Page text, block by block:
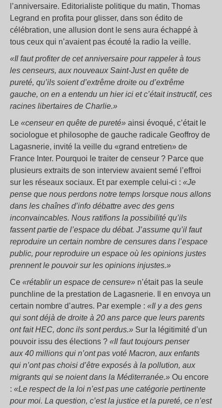
l’anniversaire. Editorialiste politique du matin, Thomas
Legrand en profita pour glisser, dans son édito de
célébration, une allusion dont le sens aura échappé à
tous ceux qui n’avaient pas écouté la radio la veille.
«Il faut profiter de cet anniversaire pour rappeler à tous
les censeurs, aux nouveaux Saint-Just en quête de
pureté, qu’ils soient d’extrême droite ou d’extrême
gauche, on en a entendu un hier ici et c’était instructif, ces
racines libertaires de Charlie.»
Le «censeur en quête de pureté» ainsi évoqué, c’était le
sociologue et philosophe de gauche radicale Geoffroy de
Lagasnerie, invité la veille du «grand entretien» de
France Inter. Pourquoi le traiter de censeur ? Parce que
plusieurs extraits de son interview avaient semé l’effroi
sur les réseaux sociaux. Et par exemple celui-ci : «Je
pense que nous perdons notre temps lorsque nous allons
dans les chaînes d’info débattre avec des gens
inconvaincables. Nous ratifions la possibilité qu’ils
fassent partie de l’espace du débat. J’assume qu’il faut
reproduire un certain nombre de censures dans l’espace
public, pour reproduire un espace où les opinions justes
prennent le pouvoir sur les opinions injustes.»
Ce «rétablir un espace de censure» n’était pas la seule
punchline de la prestation de Lagasnerie. Il en envoya un
certain nombre d’autres. Par exemple : «Il y a des gens
qui sont déjà de droite à 20 ans parce que leurs parents
ont fait HEC, donc ils sont perdus.» Sur la légitimité d’un
pouvoir issu des élections ? «Il faut toujours penser
aux 40 millions qui n’ont pas voté Macron, aux enfants
qui n’ont pas choisi d’être exposés à la pollution, aux
migrants qui se noient dans la Méditerranée.» Ou encore
: «Le respect de la loi n’est pas une catégorie pertinente
pour moi. La question, c’est la justice et la pureté, ce n’est